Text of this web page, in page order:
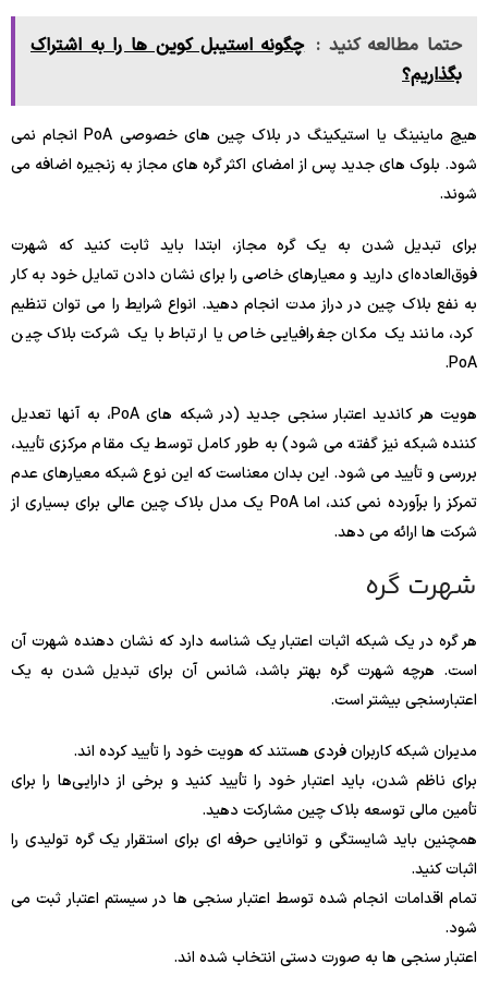
حتما مطالعه کنید : چگونه استیبل کوین ها را به اشتراک
بگذاریم؟
هیچ ماینینگ یا استیکینگ در بلاک چین های خصوصی PoA انجام نمی
شود. بلوک های جدید پس از امضای اکثر گره های مجاز به زنجیره اضافه می
شوند.
برای تبدیل شدن به یک گره مجاز، ابتدا باید ثابت کنید که شهرت
فوق‌العاده‌ای دارید و معیارهای خاصی را برای نشان دادن تمایل خود به کار
به نفع بلاک چین در دراز مدت انجام دهید. انواع شرایط را می توان تنظیم
کرد، مانند یک مکان جغرافیایی خاص یا ارتباط با یک شرکت بلاک چین
PoA.
هویت هر کاندید اعتبار سنجی جدید (در شبکه های PoA، به آنها تعدیل
کننده شبکه نیز گفته می شود) به طور کامل توسط یک مقام مرکزی تأیید،
بررسی و تأیید می شود. این بدان معناست که این نوع شبکه معیارهای عدم
تمرکز را برآورده نمی کند، اما PoA یک مدل بلاک چین عالی برای بسیاری از
شرکت ها ارائه می دهد.
شهرت گره
هر گره در یک شبکه اثبات اعتبار یک شناسه دارد که نشان دهنده شهرت آن
است. هرچه شهرت گره بهتر باشد، شانس آن برای تبدیل شدن به یک
اعتبارسنجی بیشتر است.
مدیران شبکه کاربران فردی هستند که هویت خود را تأیید کرده اند.
برای ناظم شدن، باید اعتبار خود را تأیید کنید و برخی از دارایی‌ها را برای
تأمین مالی توسعه بلاک چین مشارکت دهید.
همچنین باید شایستگی و توانایی حرفه ای برای استقرار یک گره تولیدی را
اثبات کنید.
تمام اقدامات انجام شده توسط اعتبار سنجی ها در سیستم اعتبار ثبت می
شود.
اعتبار سنجی ها به صورت دستی انتخاب شده اند.